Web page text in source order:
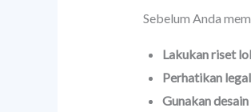
Sebelum Anda
Lakukan riset
Perhatikan
Gunakan